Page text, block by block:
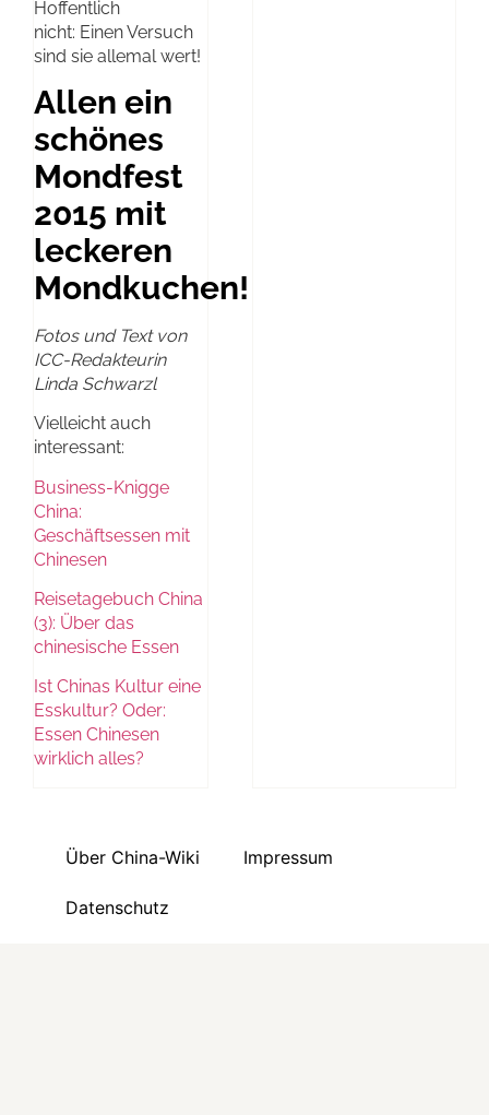
Hoffentlich
nicht: Einen Versuch
sind sie allemal wert!
Allen ein
schönes
Mondfest
2015 mit
leckeren
Mondkuchen!
Fotos und Text von
ICC-Redakteurin
Linda Schwarzl
Vielleicht auch
interessant:
Business-Knigge
China:
Geschäftsessen mit
Chinesen
Reisetagebuch China
(3): Über das
chinesische Essen
Ist Chinas Kultur eine
Esskultur? Oder:
Essen Chinesen
wirklich alles?
Über China-Wiki Impressum
Datenschutz